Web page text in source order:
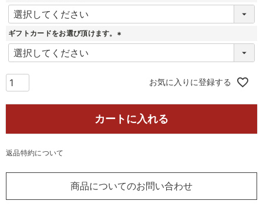
(
必
須
)
ギフトカードをお選び頂けます。
(
お気に入りに登録する
カートに入れる
返品特約について
商品についてのお問い合わせ